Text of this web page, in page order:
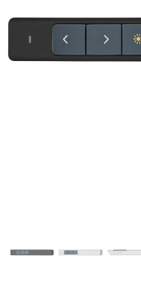
Outdoor en vrije tijd